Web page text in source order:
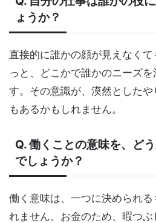
ょうか？
直接的に誰かの顔が見えなく
っと、どこかで誰かのニーズ
す。その意識が、漠然とした
もあるかもしれません。
Q. 働くことの意味を、ど
でしょうか？
働く意味は、一つに決められ
れません。お金のため、暇つ